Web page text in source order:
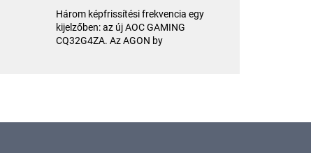
Három képfrissítési frekvencia egy
kijelzőben: az új AOC GAMING
CQ32G4ZA. Az AGON by